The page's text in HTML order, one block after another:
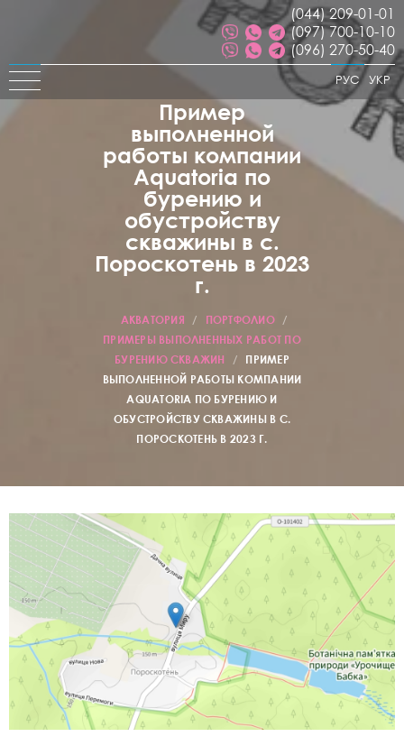
(044) 209-01-01
(097) 700-10-10
(096) 270-50-40
УКР
РУС
Пример
выполненной
работы компании
Aquatoria по
бурению и
обустройству
скважины в с.
Пороскотень в 2023
г.
АКВАТОРИЯ / ПОРТФОЛИО
/
ПРИМЕРЫ ВЫПОЛНЕННЫХ РАБОТ ПО
БУРЕНИЮ СКВАЖИН
/
ПРИМЕР
ВЫПОЛНЕННОЙ РАБОТЫ КОМПАНИИ
AQUATORIA ПО БУРЕНИЮ И
ОБУСТРОЙСТВУ СКВАЖИНЫ В С.
ПОРОСКОТЕНЬ В 2023 Г.